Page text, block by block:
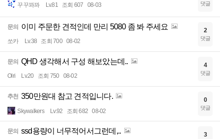
꾸꾸꽈꽈 Lv.81 조회 607 08-03 댓글
문의 이미 주문한 견적인데 만리 5080 좀 봐 주세요
쏘카 Lv.38 조회 700 08-02
2
댓글
문의 QHD 생각해서 구성 해보았는데..
Olri Lv.20 조회 750 08-02
4
댓글
추천 350만원대 참고 견적입니다.
Skywalkers Lv.92 조회 682 08-02
0
댓글
문의 ssd용량이 너무적어서그런데,.. 3